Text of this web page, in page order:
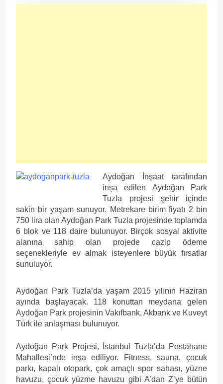
Aydoğan İnşaat tarafından
inşa edilen Aydoğan Park
Tuzla projesi şehir içinde
sakin bir yaşam sunuyor. Metrekare birim fiyatı 2 bin
750 lira olan Aydoğan Park Tuzla projesinde toplamda
6 blok ve 118 daire bulunuyor. Birçok sosyal aktivite
alanına sahip olan projede cazip ödeme
seçenekleriyle ev almak isteyenlere büyük fırsatlar
sunuluyor.
Aydoğan Park Tuzla’da yaşam 2015 yılının Haziran
ayında başlayacak. 118 konuttan meydana gelen
Aydoğan Park projesinin Vakıfbank, Akbank ve Kuveyt
Türk ile anlaşması bulunuyor.
Aydoğan Park Projesi, İstanbul Tuzla’da Postahane
Mahallesi’nde inşa ediliyor. Fitness, sauna, çocuk
parkı, kapalı otopark, çok amaçlı spor sahası, yüzne
havuzu, çocuk yüzme havuzu gibi A’dan Z’ye bütün